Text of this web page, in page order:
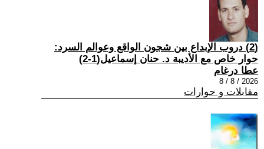
(2) دروب الإبداع بين شجون الواقع وعوالم السرد:
حوار خاص مع الأديبة د. حنان إسماعيل(1-2)
عطا درغام
2026 / 8 / 8
مقابلات و حوارات